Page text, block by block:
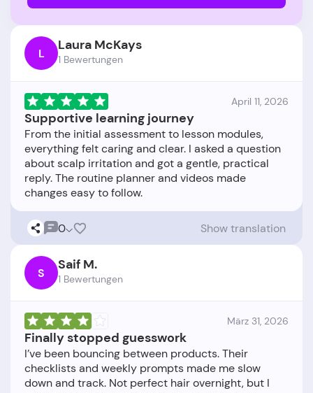
L Laura McKays
1 Bewertungen
April 11, 2026
Supportive learning journey
From the initial assessment to lesson modules,
everything felt caring and clear. I asked a question
about scalp irritation and got a gentle, practical
reply. The routine planner and videos made
0 Show translation
S Saif M.
1 Bewertungen
März 31, 2026
Finally stopped guesswork
I’ve been bouncing between products. Their
checklists and weekly prompts made me slow
down and track. Not perfect hair overnight, but I